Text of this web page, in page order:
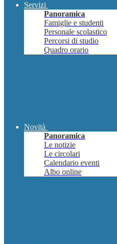
Servizi
Panoramica
Famiglie e studenti
Personale scolastico
Percorsi di studio
Quadro orario
Novità
Panoramica
Le notizie
Le circolari
Calendario eventi
Albo online